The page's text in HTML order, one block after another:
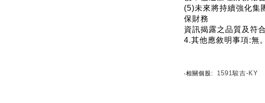
(5)未來將持續強化集
保財務
資訊揭露之品質及符
4.其他應敘明事項:無。
‧相關個股: 1591駿吉-KY